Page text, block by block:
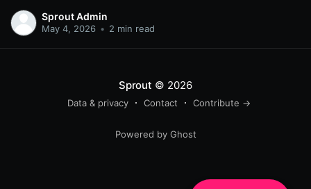
het toilet moeten, je omgeving of medische aandoeningen die je
slaap beïnvloeden. Dit is geen probleem
Sprout Admin
May 4, 2026 • 2 min read
Sprout © 2026
Data & privacy Contact Contribute →
Powered by Ghost